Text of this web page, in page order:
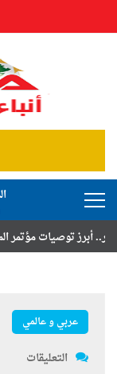
مؤتمر المصريين
عربي و عالمي
التعليقات